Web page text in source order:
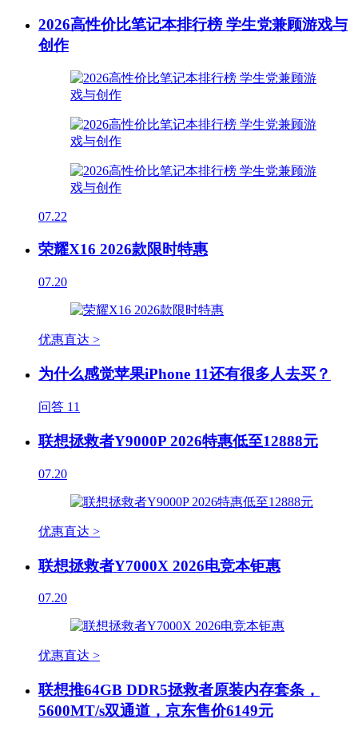
2026高性价比笔记本排行榜 学生党兼顾游戏与
创作
07.22
荣耀X16 2026款限时特惠
07.20
优惠直达 >
为什么感觉苹果iPhone 11还有很多人去买？
问答 11
联想拯救者Y9000P 2026特惠低至12888元
07.20
优惠直达 >
联想拯救者Y7000X 2026电竞本钜惠
07.20
优惠直达 >
联想推64GB DDR5拯救者原装内存套条，
5600MT/s双通道，京东售价6149元